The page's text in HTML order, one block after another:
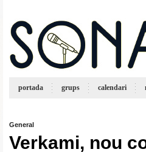
portada grups calendari
General
Verkami, nou